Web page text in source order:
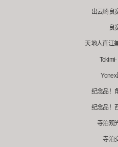
出云崎良
良
天地人直江
Tokimi-
Yonex
纪念品！
纪念品！
寺泊观
寺泊